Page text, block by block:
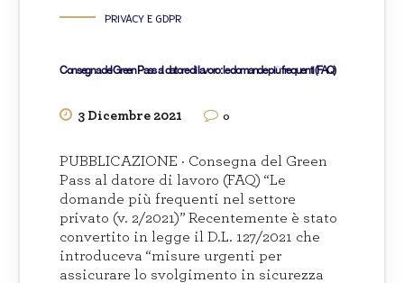
PRIVACY E GDPR
Consegna del Green Pass al datore di lavoro: le domande più frequenti (FAQ)
3 Dicembre 2021 0
PUBBLICAZIONE · Consegna del Green
Pass al datore di lavoro (FAQ) “Le
domande più frequenti nel settore
privato (v. 2/2021)” Recentemente è stato
convertito in legge il D.L. 127/2021 che
introduceva “misure urgenti per
assicurare lo svolgimento in sicurezza